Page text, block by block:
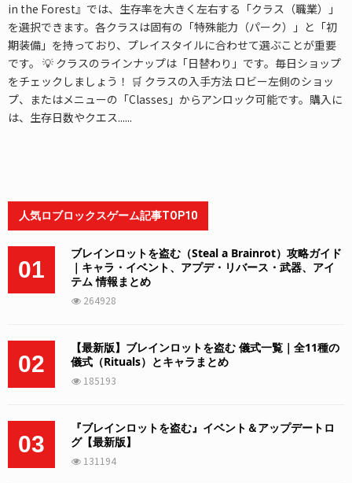
in the Forest』では、生存率を大きく左右する「クラス（職業）」
を選択できます。各クラスは固有の「特殊能力（パーク）」と「初
期装備」を持っており、プレイスタイルに合わせて選ぶことが重要
です。 💡 クラスのラインナップは「日替わり」です。毎日ショップ
をチェックしましょう！ 🛒 クラスの入手方法 ロビー左側のショッ
プ、またはメニューの「Classes」からアンロック可能です。購入に
は、生存日数やクエス......
人気ロブロックスゲーム記事TOP10
01
ブレインロットを盗む（Steal a Brainrot）攻略ガイド
｜キャラ・イベント、アプデ・リバース・武器、アイ
テム 情報まとめ
264928
02
【最新版】ブレインロットを盗む 儀式一覧｜全11種の
儀式（Rituals）とキャラまとめ
185193
03
『ブレインロットを盗む』イベント＆アップデートロ
グ【最新版】
131194